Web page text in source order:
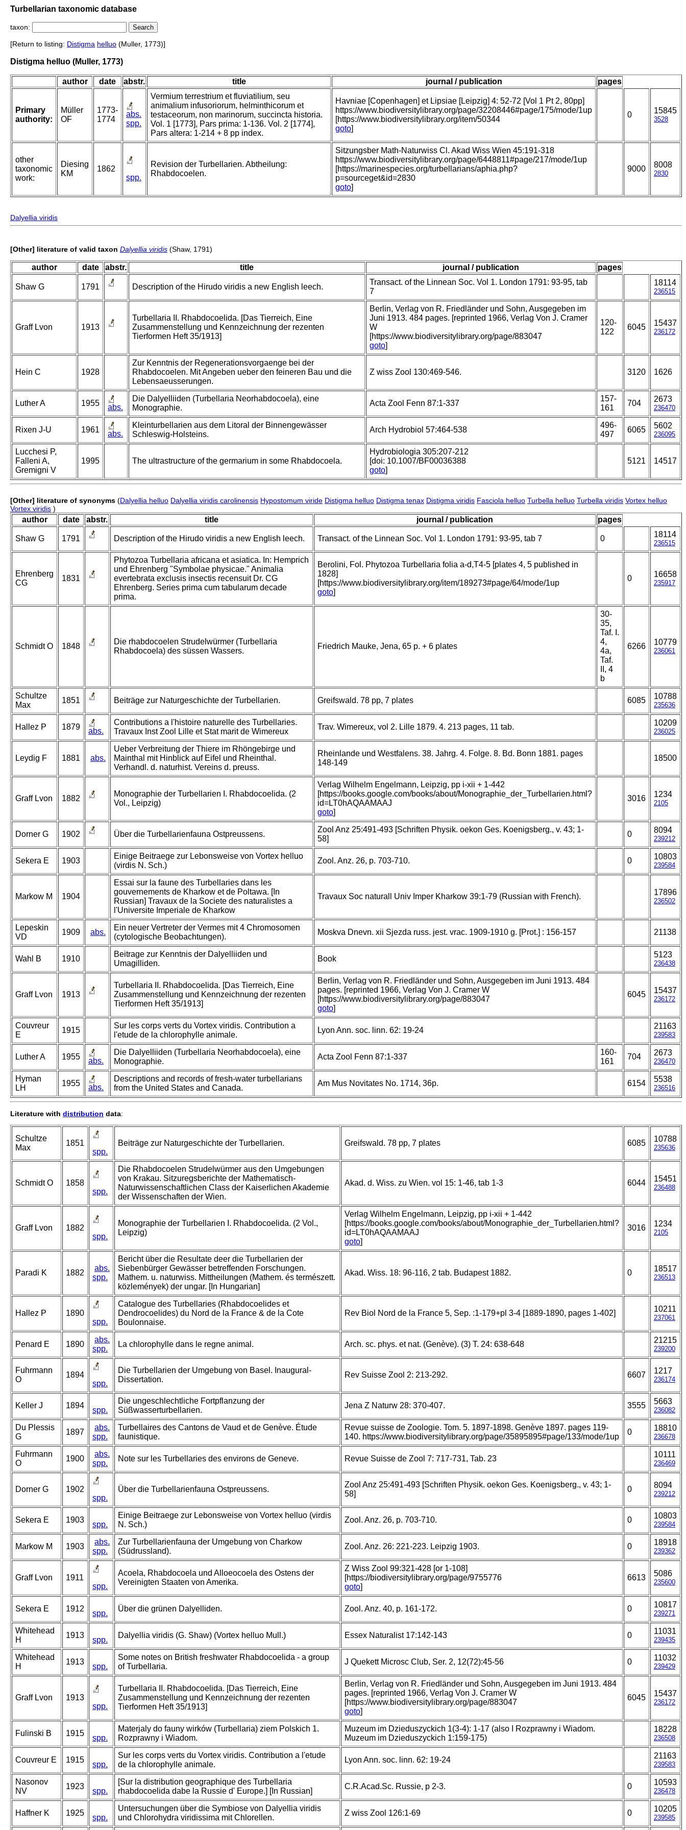
Turbellarian taxonomic database
taxon:
[Return to listing: Distigma helluo (Muller, 1773)]
Distigma helluo (Muller, 1773)
author date abstr. title journal / publication pages
Primary
authority:
Müller
OF
1773-
1774
abs.
spp.
Vermium terrestrium et fluviatilium, seu
animalium infusoriorum, helminthicorum et
testaceorum, non marinorum, succincta historia.
Vol. 1 [1773], Pars prima: 1-136. Vol. 2 [1774],
Pars altera: 1-214 + 8 pp index.
Havniae [Copenhagen] et Lipsiae [Leipzig] 4: 52-72 [Vol 1 Pt 2, 80pp]
https://www.biodiversitylibrary.org/page/32208446#page/175/mode/1up
[https://www.biodiversitylibrary.org/item/50344
goto]
0 15845
3528
other
taxonomic
work:
Diesing
KM
1862
spp.
Revision der Turbellarien. Abtheilung:
Rhabdocoelen.
Sitzungsber Math-Naturwiss Cl. Akad Wiss Wien 45:191-318
https://www.biodiversitylibrary.org/page/6448811#page/217/mode/1up
[https://marinespecies.org/turbellarians/aphia.php?
p=sourceget&id=2830
goto]
9000 8008
2830
Dalyellia viridis
[Other] literature of valid taxon Dalyellia viridis (Shaw, 1791)
author date abstr. title journal / publication pages
Shaw G 1791 Description of the Hirudo viridis a new English leech.
Transact. of the Linnean Soc. Vol 1. London 1791: 93-95, tab
7
18114
236515
Graff Lvon 1913
Turbellaria II. Rhabdocoelida. [Das Tierreich, Eine
Zusammenstellung und Kennzeichnung der rezenten
Tierformen Heft 35/1913]
Berlin, Verlag von R. Friedländer und Sohn, Ausgegeben im
Juni 1913. 484 pages. [reprinted 1966, Verlag Von J. Cramer
W
[https://www.biodiversitylibrary.org/page/883047
goto]
120-
122
6045 15437
236172
Hein C 1928
Zur Kenntnis der Regenerationsvorgaenge bei der
Rhabdocoelen. Mit Angeben ueber den feineren Bau und die
Lebensaeusserungen.
Z wiss Zool 130:469-546. 3120 1626
Luther A 1955 abs.
Die Dalyelliiden (Turbellaria Neorhabdocoela), eine
Monographie.
Acta Zool Fenn 87:1-337
157-
161
704 2673
236470
Rixen J-U 1961 abs.
Kleinturbellarien aus dem Litoral der Binnengewässer
Schleswig-Holsteins.
Arch Hydrobiol 57:464-538
496-
497
6065 5602
236095
Lucchesi P,
Falleni A,
Gremigni V
1995 The ultrastructure of the germarium in some Rhabdocoela.
Hydrobiologia 305:207-212
[doi: 10.1007/BF00036388
goto]
5121 14517
[Other] literature of synonyms (Dalyellia helluo Dalyellia viridis carolinensis Hypostomum viride Distigma helluo Distigma tenax Distigma viridis Fasciola helluo Turbella helluo Turbella viridis Vortex helluo
Vortex viridis )
author date abstr. title journal / publication pages
Shaw G 1791 Description of the Hirudo viridis a new English leech. Transact. of the Linnean Soc. Vol 1. London 1791: 93-95, tab 7 0 18114
236515
Ehrenberg
CG
1831
Phytozoa Turbellaria africana et asiatica. In: Hemprich
und Ehrenberg "Symbolae physicae." Animalia
evertebrata exclusis insectis recensuit Dr. CG
Ehrenberg. Series prima cum tabularum decade
prima.
Berolini, Fol. Phytozoa Turbellaria folia a-d,T4-5 [plates 4, 5 published in
1828]
[https://www.biodiversitylibrary.org/item/189273#page/64/mode/1up
goto]
0 16658
235917
Schmidt O 1848
Die rhabdocoelen Strudelwürmer (Turbellaria
Rhabdocoela) des süssen Wassers.
Friedrich Mauke, Jena, 65 p. + 6 plates
30-
35,
Taf. I.
4,
4a,
Taf.
II, 4
b
6266 10779
236061
Schultze
Max
1851 Beiträge zur Naturgeschichte der Turbellarien. Greifswald. 78 pp, 7 plates 6085 10788
235636
Hallez P 1879 abs.
Contributions a l'histoire naturelle des Turbellaries.
Travaux Inst Zool Lille et Stat marit de Wimereux
Trav. Wimereux, vol 2. Lille 1879. 4. 213 pages, 11 tab. 10209
236025
Leydig F 1881 abs.
Ueber Verbreitung der Thiere im Rhöngebirge und
Mainthal mit Hinblick auf Eifel und Rheinthal.
Verhandl. d. naturhist. Vereins d. preuss.
Rheinlande und Westfalens. 38. Jahrg. 4. Folge. 8. Bd. Bonn 1881. pages
148-149
18500
Graff Lvon 1882
Monographie der Turbellarien I. Rhabdocoelida. (2
Vol., Leipzig)
Verlag Wilhelm Engelmann, Leipzig, pp i-xii + 1-442
[https://books.google.com/books/about/Monographie_der_Turbellarien.html?
id=LT0hAQAAMAAJ
goto]
3016 1234
2105
Dorner G 1902 Über die Turbellarienfauna Ostpreussens.
Zool Anz 25:491-493 [Schriften Physik. oekon Ges. Koenigsberg., v. 43; 1-
58]
0 8094
239212
Sekera E 1903
Einige Beitraege zur Lebonsweise von Vortex helluo
(virdis N. Sch.)
Zool. Anz. 26, p. 703-710. 0 10803
239584
Markow M 1904
Essai sur la faune des Turbellaries dans les
gouvernements de Kharkow et de Poltawa. [In
Russian] Travaux de la Societe des naturalistes a
l'Universite Imperiale de Kharkow
Travaux Soc naturall Univ Imper Kharkow 39:1-79 (Russian with French). 17896
236502
Lepeskin
VD
1909 abs.
Ein neuer Vertreter der Vermes mit 4 Chromosomen
(cytologische Beobachtungen).
Moskva Dnevn. xii Sjezda russ. jest. vrac. 1909-1910 g. [Prot.] : 156-157 21138
Wahl B 1910
Beitrage zur Kenntnis der Dalyelliiden und
Umagilliden.
Book 5123
236438
Graff Lvon 1913
Turbellaria II. Rhabdocoelida. [Das Tierreich, Eine
Zusammenstellung und Kennzeichnung der rezenten
Tierformen Heft 35/1913]
Berlin, Verlag von R. Friedländer und Sohn, Ausgegeben im Juni 1913. 484
pages. [reprinted 1966, Verlag Von J. Cramer W
[https://www.biodiversitylibrary.org/page/883047
goto]
6045 15437
236172
Couvreur
E
1915
Sur les corps verts du Vortex viridis. Contribution a
l'etude de la chlorophylle animale.
Lyon Ann. soc. linn. 62: 19-24 21163
239583
Luther A 1955 abs.
Die Dalyelliiden (Turbellaria Neorhabdocoela), eine
Monographie.
Acta Zool Fenn 87:1-337
160-
161
704 2673
236470
Hyman
LH
1955 abs.
Descriptions and records of fresh-water turbellarians
from the United States and Canada.
Am Mus Novitates No. 1714, 36p. 6154 5538
236516
Literature with distribution data:
Schultze
Max
1851
spp.
Beiträge zur Naturgeschichte der Turbellarien. Greifswald. 78 pp, 7 plates 6085 10788
235636
Schmidt O
1858
spp.
Die Rhabdocoelen Strudelwürmer aus den Umgebungen
von Krakau. Sitzuregsberichte der Mathematisch-
Naturwissenschaftlichen Class der Kaiserlichen Akademie
der Wissenschaften der Wien.
Akad. d. Wiss. zu Wien. vol 15: 1-46, tab 1-3 6044 15451
236488
Graff Lvon
1882
spp.
Monographie der Turbellarien I. Rhabdocoelida. (2 Vol.,
Leipzig)
Verlag Wilhelm Engelmann, Leipzig, pp i-xii + 1-442
[https://books.google.com/books/about/Monographie_der_Turbellarien.html?
id=LT0hAQAAMAAJ
goto]
3016 1234
2105
Paradi K 1882
abs.
spp.
Bericht über die Resultate deer die Turbellarien der
Siebenbürger Gewässer betreffenden Forschungen.
Mathem. u. naturwiss. Mittheilungen (Mathem. és természett.
közlemények) der ungar. [In Hungarian]
Akad. Wiss. 18: 96-116, 2 tab. Budapest 1882. 0 18517
236513
Hallez P
1890
spp.
Catalogue des Turbellaries (Rhabdocoelides et
Dendrocoelides) du Nord de la France & de la Cote
Boulonnaise.
Rev Biol Nord de la France 5, Sep. :1-179+pl 3-4 [1889-1890, pages 1-402] 10211
237061
Penard E 1890
abs.
spp.
La chlorophylle dans le regne animal. Arch. sc. phys. et nat. (Genève). (3) T. 24: 638-648 21215
239200
Fuhrmann
O
1894
spp.
Die Turbellarien der Umgebung von Basel. Inaugural-
Dissertation.
Rev Suisse Zool 2: 213-292. 6607 1217
236174
Keller J 1894
spp.
Die ungeschlechtliche Fortpflanzung der
Süßwasserturbellarien.
Jena Z Naturw 28: 370-407. 3555 5663
236082
Du Plessis
G
1897
abs.
spp.
Turbellaires des Cantons de Vaud et de Genève. Étude
faunistique.
Revue suisse de Zoologie. Tom. 5. 1897-1898. Genève 1897. pages 119-
140. https://www.biodiversitylibrary.org/page/35895895#page/133/mode/1up
0 18810
236678
Fuhrmann
O
1900
abs.
spp.
Note sur les Turbellaries des environs de Geneve. Revue Suisse de Zool 7: 717-731, Tab. 23 10111
236469
Dorner G
1902
spp.
Über die Turbellarienfauna Ostpreussens.
Zool Anz 25:491-493 [Schriften Physik. oekon Ges. Koenigsberg., v. 43; 1-
58]
0 8094
239212
Sekera E 1903
spp.
Einige Beitraege zur Lebonsweise von Vortex helluo (virdis
N. Sch.)
Zool. Anz. 26, p. 703-710. 0 10803
239584
Markow M 1903
abs.
spp.
Zur Turbellarienfauna der Umgebung von Charkow
(Südrussland).
Zool. Anz. 26: 221-223. Leipzig 1903. 0 18918
239362
Graff Lvon
1911
spp.
Acoela, Rhabdocoela und Alloeocoela des Ostens der
Vereinigten Staaten von Amerika.
Z Wiss Zool 99:321-428 [or 1-108]
[https://biodiversitylibrary.org/page/9755776
goto]
6613 5086
235600
Sekera E 1912
spp.
Über die grünen Dalyelliden. Zool. Anz. 40, p. 161-172. 0 10817
239271
Whitehead
H
1913
spp.
Dalyellia viridis (G. Shaw) (Vortex helluo Mull.) Essex Naturalist 17:142-143 0 11031
239435
Whitehead
H
1913
spp.
Some notes on British freshwater Rhabdocoelida - a group
of Turbellaria.
J Quekett Microsc Club, Ser. 2, 12(72):45-56 0 11032
239429
Graff Lvon
1913
spp.
Turbellaria II. Rhabdocoelida. [Das Tierreich, Eine
Zusammenstellung und Kennzeichnung der rezenten
Tierformen Heft 35/1913]
Berlin, Verlag von R. Friedländer und Sohn, Ausgegeben im Juni 1913. 484
pages. [reprinted 1966, Verlag Von J. Cramer W
[https://www.biodiversitylibrary.org/page/883047
goto]
6045 15437
236172
Fulinski B 1915
spp.
Materjaly do fauny wirków (Turbellaria) ziem Polskich 1.
Rozprawny i Wiadom.
Muzeum im Dzieduszyckich 1(3-4): 1-17 (also I Rozprawny i Wiadom.
Muzeum im Dzieduszyckich 1:159-175)
18228
236508
Couvreur E 1915
spp.
Sur les corps verts du Vortex viridis. Contribution a l'etude
de la chlorophylle animale.
Lyon Ann. soc. linn. 62: 19-24 21163
239583
Nasonov
NV
1923
spp.
[Sur la distribution geographique des Turbellaria
rhabdocoelida dabe la Russie d' Europe.] [In Russian]
C.R.Acad.Sc. Russie, p 2-3. 0 10593
236478
Haffner K 1925
spp.
Untersuchungen über die Symbiose von Dalyellia viridis
und Chlorohydra viridissima mit Chlorellen.
Z wiss Zool 126:1-69 0 10205
239585